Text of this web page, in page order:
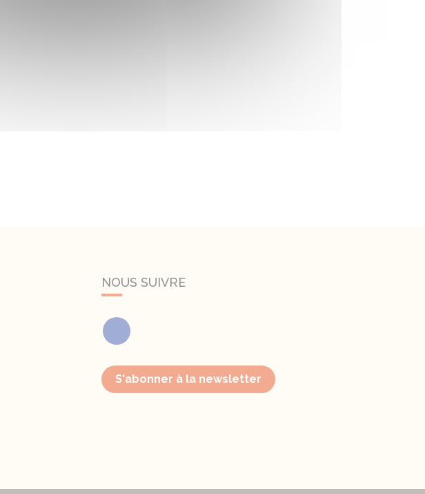
NOUS SUIVRE
Facebook
S'abonner à la newsletter